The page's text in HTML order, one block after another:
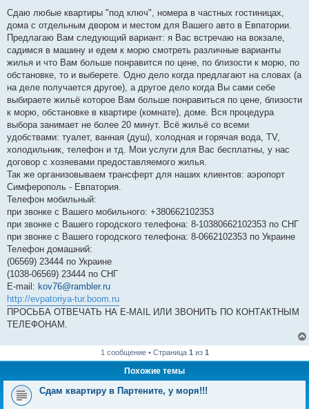
о
б
щ
е
и
е
Сдаю любые квартиры "под ключ", номера в частных гостиницах,
дома с отдельным двором и местом для Вашего авто в Евпатории.
Предлагаю Вам следующий вариант: я Вас встречаю на вокзале,
садимся в машину и едем к морю смотреть различные варианты
жилья и что Вам больше понравится по цене, по близости к морю, по
обстановке, то и выберете. Одно дело когда предлагают на словах (а
на деле получается другое), а другое дело когда Вы сами себе
выбираете жильё которое Вам больше понравиться по цене, близости
к морю, обстановке в квартире (комнате), доме. Вся процедура
выбора занимает не более 20 минут. Всё жильё со всеми
удобствами: туалет, ванная (душ), холодная и горячая вода, TV,
холодильник, телефон и тд. Мои услуги для Вас бесплатны, у нас
договор с хозяевами предоставляемого жилья.
Так же организовываем трансферт для наших клиентов: аэропорт
Симферополь - Евпатория.
Телефон мобильный:
при звонке с Вашего мобильного: +380662102353
при звонке с Вашего городского телефона: 8-10380662102353 по СНГ
при звонке с Вашего городского телефона: 8-0662102353 по Украине
Телефон домашний:
(06569) 23444 по Украине
(1038-06569) 23444 по СНГ
E-mail: kov76@rambler.ru
http://evpatoriya-tur.boom.ru
ПРОСЬБА ОТВЕЧАТЬ НА E-MAIL ИЛИ ЗВОНИТЬ ПО КОНТАКТНЫМ
ТЕЛЕФОНАМ.
1 сообщение • Страница 1 из 1
Похожие темы
Сдам квартиру в Партените, у моря!!!